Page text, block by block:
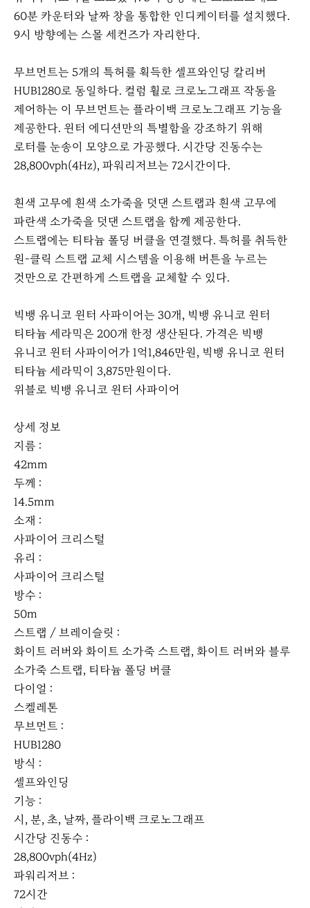
60분 카운터와 날짜 창을 통합한 인디케이터를 설치했다.
9시 방향에는 스몰 세컨즈가 자리한다.
이
전
다
음
무브먼트는 5개의 특허를 획득한 셀프와인딩 칼리버
HUB1280로 동일하다. 컬럼 휠로 크로노그래프 작동을
제어하는 이 무브먼트는 플라이백 크로노그래프 기능을
제공한다. 윈터 에디션만의 특별함을 강조하기 위해
로터를 눈송이 모양으로 가공했다. 시간당 진동수는
28,800vph(4Hz), 파워리저브는 72시간이다.
흰색 고무에 흰색 소가죽을 덧댄 스트랩과 흰색 고무에
파란색 소가죽을 덧댄 스트랩을 함께 제공한다.
스트랩에는 티타늄 폴딩 버클을 연결했다. 특허를 취득한
원-클릭 스트랩 교체 시스템을 이용해 버튼을 누르는
것만으로 간편하게 스트랩을 교체할 수 있다.
빅뱅 유니코 윈터 사파이어는 30개, 빅뱅 유니코 윈터
티타늄 세라믹은 200개 한정 생산된다. 가격은 빅뱅
유니코 윈터 사파이어가 1억1,846만원, 빅뱅 유니코 윈터
티타늄 세라믹이 3,875만원이다.
위블로 빅뱅 유니코 윈터 사파이어
상세 정보
지름 :
42mm
두께 :
14.5mm
소재 :
사파이어 크리스털
유리 :
사파이어 크리스털
방수 :
50m
스트랩 / 브레이슬릿 :
화이트 러버와 화이트 소가죽 스트랩, 화이트 러버와 블루
소가죽 스트랩, 티타늄 폴딩 버클
다이얼 :
스켈레톤
무브먼트 :
HUB1280
방식 :
셀프와인딩
기능 :
시, 분, 초, 날짜, 플라이백 크로노그래프
시간당 진동수 :
28,800vph(4Hz)
파워리저브 :
72시간